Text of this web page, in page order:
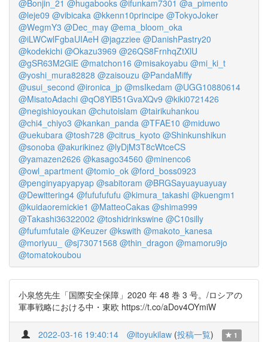
@Bonjin_21 @hugabooks @ifunkam7301 @a_pimento
@leje09 @vibicaka @kkenn10principe @TokyoJoker
@WegmY3 @Dec_may @ema_bloom_oka
@iLWCwlFgbaUIAeH @jagzziee @DanishPastry20
@kodekichi @Okazu3969 @26QS8FrnhqZtXlU
@gSR63M2GlE @matchon16 @misakoyabu @mi_ki_t
@yoshi_mura82828 @zaisouzu @PandaMiffy
@usui_second @ironica_jp @msIkedam @UGG10880614
@MisatoAdachi @qO8YlB51GvaXQv9 @kiki0721426
@negishioyoukan @chutoislam @tairikuhankou
@chi4_chiyo3 @kankan_panda @TFAE10 @miduwo
@uekubara @tosh728 @citrus_kyoto @Shinkunshikun
@sonoba @akurikinez @lyDjM3T8cWtceCS
@yamazen2626 @kasago34560 @minenco6
@owl_apartment @tomio_ok @ford_boss0923
@penginyapyapyap @sabitoram @BRGSayuayuayuay
@Dewittering4 @fufufufufu @kimura_takashi @kuengm1
@kuidaoremickie1 @MatteoCakas @shima999
@Takashi36322002 @toshidrinkswine @C10silly
@fufumfutale @Keuzer @kswith @makoto_kanesa
@moriyuu_
@sj73071568 @thin_dragon @mamoru9jo
@tomatokoubou
小泉悠先生「国際安全保障」2020 年 48 巻 3 号。/ロシアの
軍事戦略における中・東欧 https://t.co/aDov4OYmiW
2022-03-16 19:40:14 @itoyukilaw (投稿一覧) 1